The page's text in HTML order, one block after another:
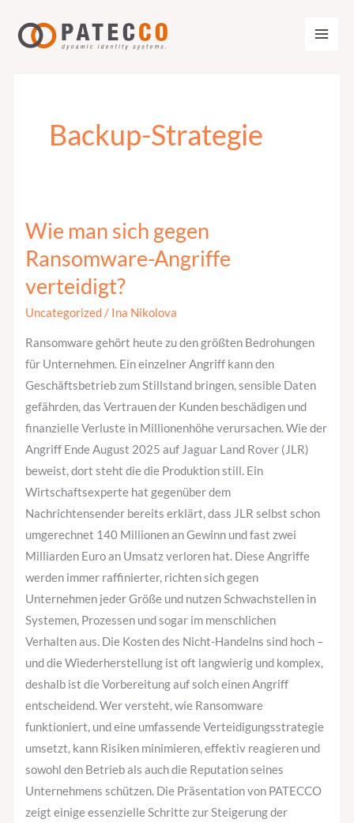
Inhalt
springen
Backup-Strategie
Wie man sich gegen
Ransomware-Angriffe
verteidigt?
Uncategorized/ Ina Nikolova
Ransomware gehört heute zu den größten Bedrohungen
für Unternehmen. Ein einzelner Angriff kann den
Geschäftsbetrieb zum Stillstand bringen, sensible Daten
gefährden, das Vertrauen der Kunden beschädigen und
finanzielle Verluste in Millionenhöhe verursachen. Wie der
Angriff Ende August 2025 auf Jaguar Land Rover (JLR)
beweist, dort steht die die Produktion still. Ein
Wirtschaftsexperte hat gegenüber dem
Nachrichtensender bereits erklärt, dass JLR selbst schon
umgerechnet 140 Millionen an Gewinn und fast zwei
Milliarden Euro an Umsatz verloren hat. Diese Angriffe
werden immer raffinierter, richten sich gegen
Unternehmen jeder Größe und nutzen Schwachstellen in
Systemen, Prozessen und sogar im menschlichen
Verhalten aus. Die Kosten des Nicht-Handelns sind hoch –
und die Wiederherstellung ist oft langwierig und komplex,
deshalb ist die Vorbereitung auf solch einen Angriff
entscheidend. Wer versteht, wie Ransomware
funktioniert, und eine umfassende Verteidigungsstrategie
umsetzt, kann Risiken minimieren, effektiv reagieren und
sowohl den Betrieb als auch die Reputation seines
Unternehmens schützen. Die Präsentation von PATECCO
zeigt einige essenzielle Schritte zur Steigerung der
Wie
man
sich
gegen
Ransomware-